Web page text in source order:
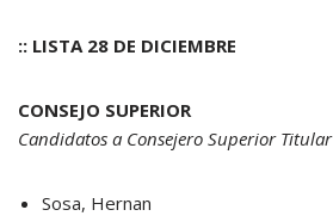
:: LISTA 28 DE DICIEMBRE
CONSEJO SUPERIOR
Candidatos a Consejero Superior Titular
Sosa, Hernan